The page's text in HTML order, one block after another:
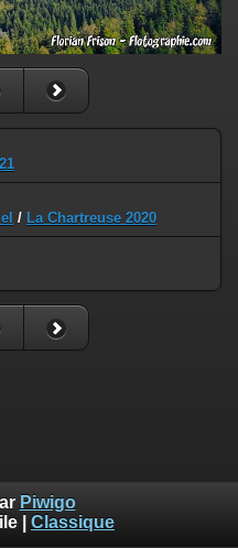
/ La Chartreuse 2020
Piwigo
Classique